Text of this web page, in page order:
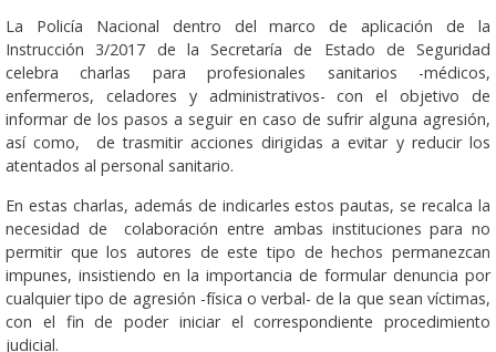
La Policía Nacional dentro del marco de aplicación de la
Instrucción 3/2017 de la Secretaría de Estado de Seguridad
celebra charlas para profesionales sanitarios -médicos,
enfermeros, celadores y administrativos- con el objetivo de
informar de los pasos a seguir en caso de sufrir alguna agresión,
así como, de trasmitir acciones dirigidas a evitar y reducir los
atentados al personal sanitario.
En estas charlas, además de indicarles estos pautas, se recalca la
necesidad de colaboración entre ambas instituciones para no
permitir que los autores de este tipo de hechos permanezcan
impunes, insistiendo en la importancia de formular denuncia por
cualquier tipo de agresión -física o verbal- de la que sean víctimas,
con el fin de poder iniciar el correspondiente procedimiento
judicial.